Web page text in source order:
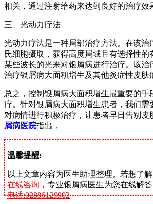
相关，通过注射给药来达到良好的治疗效
三、光动力疗法
光动力疗法是一种局部治疗方法。在该治
氏细胞摄取，获得高度局域且有选择性的
某些波长的光来对银屑病进行治疗。该治
治疗银屑病大面积增生及其他炎症性皮肤
总之，控制银屑病大面积增生最重要的手
疗。针对银屑病大面积增生患者，我们需
对病情进行积极治疗，让患者早日告别皮
屑病医院指出，
温馨提醒:
以上文章内容为医生助理整理。若想了
在线咨询 ，专业银屑病医生为您在线解
电话:02886129902